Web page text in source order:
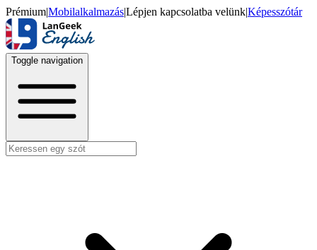
Prémium|Mobilalkalmazás|Lépjen kapcsolatba velünk|Képesszótár
Toggle navigation